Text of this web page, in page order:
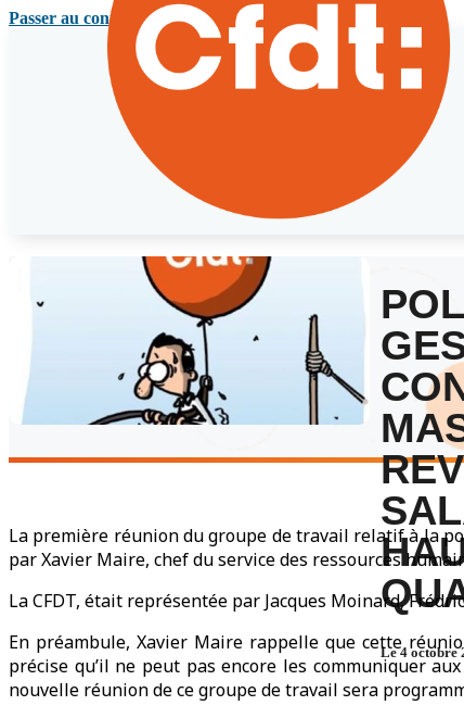
Passer au contenu principal
Le 4 octobre
La première réunion du groupe de travail relatif à la
par Xavier Maire, chef du service des ressources
La CFDT, était représentée par Jacques Moinard,
En préambule, Xavier Maire rappelle que cette
précise qu’il ne peut pas encore les communiquer
nouvelle réunion de ce groupe de travail sera